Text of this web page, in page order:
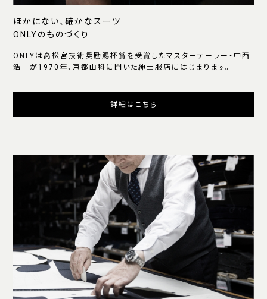
ほかにない、確かなスーツ
ONLYのものづくり
ONLYは高松宮技術奨励賜杯賞を受賞したマスターテーラー・中西
浩一が1970年、京都山科に開いた紳士服店にはじまります。
詳細はこちら